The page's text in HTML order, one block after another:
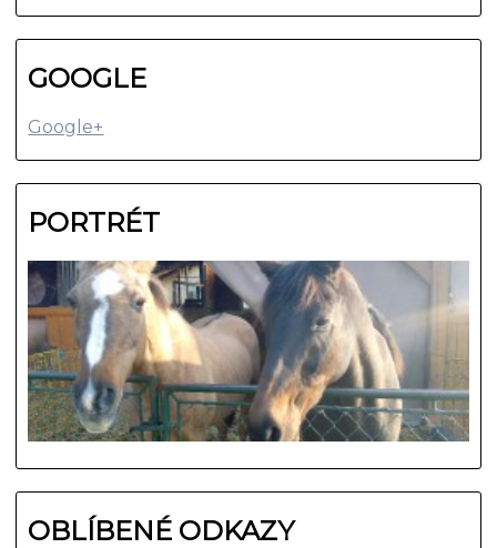
GOOGLE
Google+
PORTRÉT
OBLÍBENÉ ODKAZY